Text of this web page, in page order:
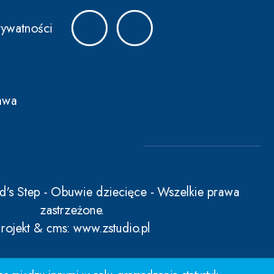
Step - Obuwie dziecięce - Wszelkie prawa
zastrzeżone.
& cms: www.zstudio.pl